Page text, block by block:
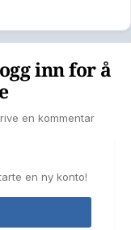
inn for å
en kommentar
en ny konto!